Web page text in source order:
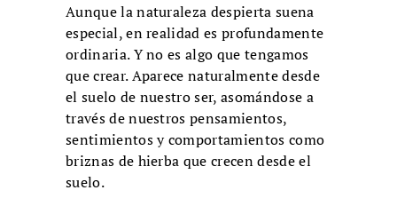
Aunque la naturaleza despierta suena
especial, en realidad es profundamente
ordinaria. Y no es algo que tengamos
que crear. Aparece naturalmente desde
el suelo de nuestro ser, asomándose a
través de nuestros pensamientos,
sentimientos y comportamientos como
briznas de hierba que crecen desde el
suelo.